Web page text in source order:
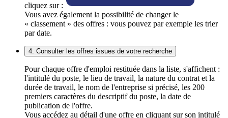
cliquez sur :
Vous avez également la possibilité de changer le
« classement » des offres : vous pouvez par exemple les trier
par date.
4. Consulter les offres issues de votre recherche
Pour chaque offre d'emploi restituée dans la liste, s'affichent :
l'intitulé du poste, le lieu de travail, la nature du contrat et la
durée de travail, le nom de l'entreprise si précisé, les 200
premiers caractères du descriptif du poste, la date de
publication de l'offre.
Vous accédez au détail d'une offre en cliquant sur son intitulé